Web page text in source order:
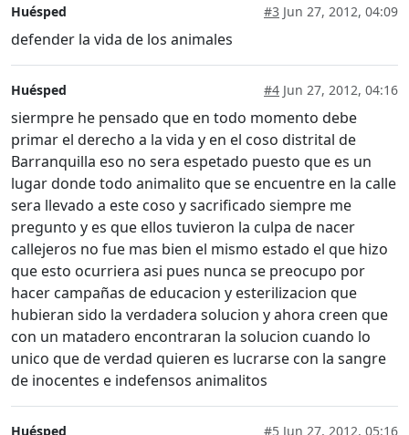
Huésped #3 Jun 27, 2012, 04:09
defender la vida de los animales
Huésped #4 Jun 27, 2012, 04:16
siermpre he pensado que en todo momento debe
primar el derecho a la vida y en el coso distrital de
Barranquilla eso no sera espetado puesto que es un
lugar donde todo animalito que se encuentre en la calle
sera llevado a este coso y sacrificado siempre me
pregunto y es que ellos tuvieron la culpa de nacer
callejeros no fue mas bien el mismo estado el que hizo
que esto ocurriera asi pues nunca se preocupo por
hacer campañas de educacion y esterilizacion que
hubieran sido la verdadera solucion y ahora creen que
con un matadero encontraran la solucion cuando lo
unico que de verdad quieren es lucrarse con la sangre
de inocentes e indefensos animalitos
Huésped #5 Jun 27, 2012, 05:16